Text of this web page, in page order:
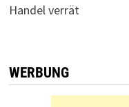
Handel verrät
WERBUNG